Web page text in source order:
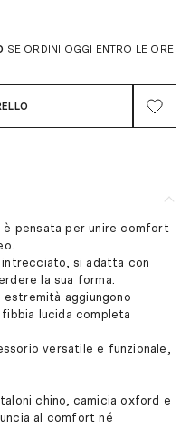
SE ORDINI OGGI ENTRO LE ORE
è pensata per unire comfort
si adatta con
la sua forma.
aggiungono
lucida completa
versatile e funzionale,
chino, camicia oxford e
al comfort né